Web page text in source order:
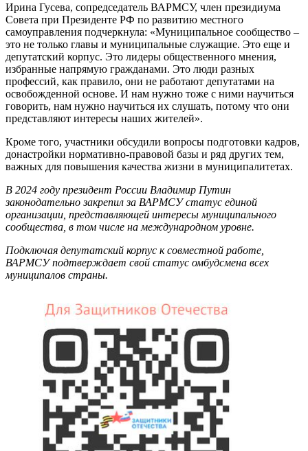
Ирина Гусева, сопредседатель ВАРМСУ, член президиума
Совета при Президенте РФ по развитию местного
самоуправления подчеркнула: «Муниципальное сообщество –
это не только главы и муниципальные служащие. Это еще и
депутатский корпус. Это лидеры общественного мнения,
избранные напрямую гражданами. Это люди разных
профессий, как правило, они не работают депутатами на
освобожденной основе. И нам нужно тоже с ними научиться
говорить, нам нужно научиться их слушать, потому что они
представляют интересы наших жителей».
Кроме того, участники обсудили вопросы подготовки кадров,
донастройки нормативно-правовой базы и ряд других тем,
важных для повышения качества жизни в муниципалитетах.
В 2024 году президент России Владимир Путин
законодательно закрепил за ВАРМСУ статус единой
организации, представляющей интересы муниципального
сообщества, в том числе на международном уровне.
Подключая депутатский корпус к совместной работе,
ВАРМСУ подтверждает свой статус омбудсмена всех
муниципалов страны.